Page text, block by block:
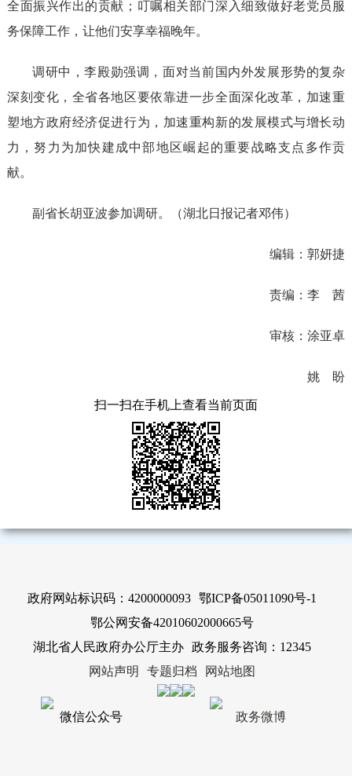
全面振兴作出的贡献；叮嘱相关部门深入细致做好老党员服
务保障工作，让他们安享幸福晚年。
调研中，李殿勋强调，面对当前国内外发展形势的复杂
深刻变化，全省各地区要依靠进一步全面深化改革，加速重
塑地方政府经济促进行为，加速重构新的发展模式与增长动
力，努力为加快建成中部地区崛起的重要战略支点多作贡
献。
副省长胡亚波参加调研。（湖北日报记者邓伟）
编辑：郭妍捷
责编：李 茜
审核：涂亚卓
姚 盼
扫一扫在手机上查看当前页面
政府网站标识码：4200000093 鄂ICP备05011090号-1
鄂公网安备42010602000665号
湖北省人民政府办公厅主办 政务服务咨询：12345
网站声明
专题归档 网站地图
微信公众号 政务微博